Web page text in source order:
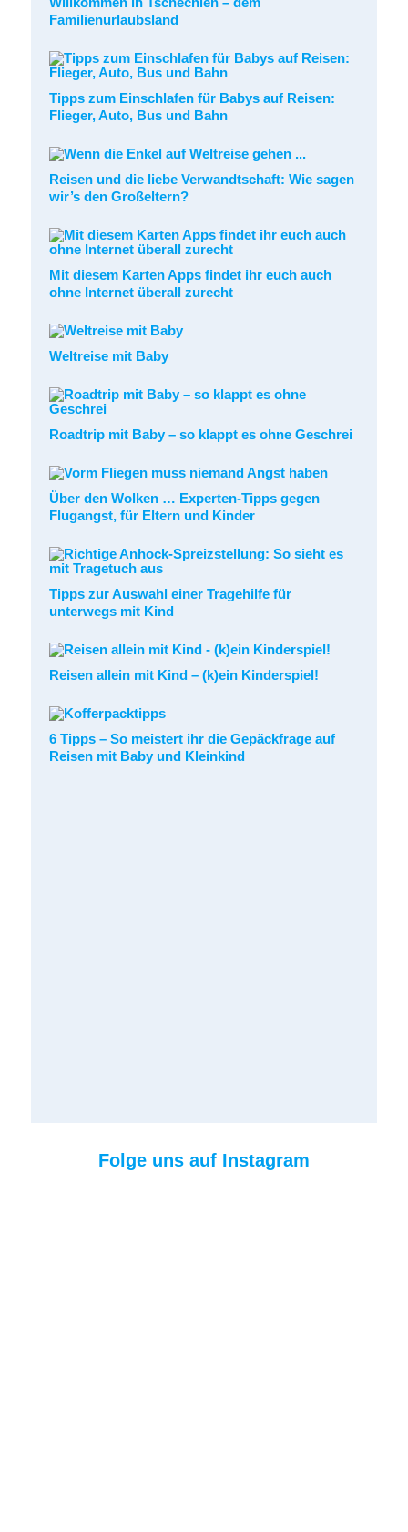
Familienurlaubsland
Tipps zum Einschlafen für Babys auf Reisen:
Flieger, Auto, Bus und Bahn
Reisen und die liebe Verwandtschaft: Wie sagen
wir’s den Großeltern?
Mit diesem Karten Apps findet ihr euch auch
ohne Internet überall zurecht
Weltreise mit Baby
Roadtrip mit Baby – so klappt es ohne Geschrei
Über den Wolken … Experten-Tipps gegen
Flugangst, für Eltern und Kinder
Tipps zur Auswahl einer Tragehilfe für
unterwegs mit Kind
Reisen allein mit Kind – (k)ein Kinderspiel!
6 Tipps – So meistert ihr die Gepäckfrage auf
Reisen mit Baby und Kleinkind
Folge uns auf Instagram